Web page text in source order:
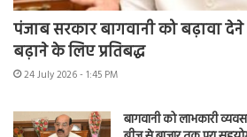
पंजाब सरकार बागवानी को बढ़ावा
बढ़ाने के लिए प्रतिबद्ध
24 July 2026 - 1:45 PM
बागवानी को लाभकारी